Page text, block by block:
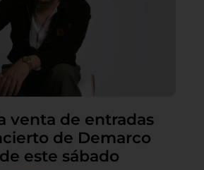
venta de entradas
de Demarco
este sábado